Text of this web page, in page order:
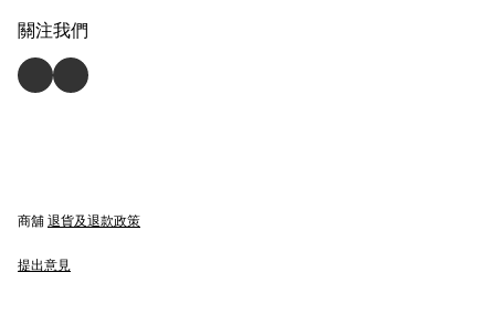
關注我們
商舖 退貨及退款政策
提出意見